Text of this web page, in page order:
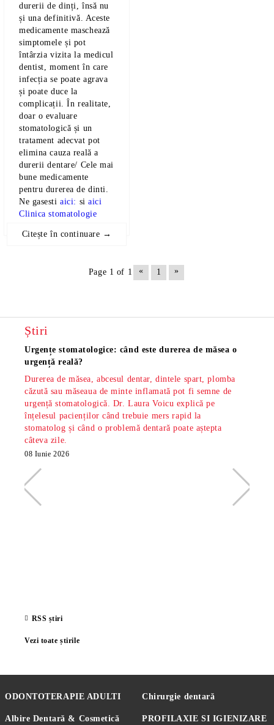
durerii de dinți, însă nu
și una definitivă. Aceste
medicamente maschează
simptomele și pot
întârzia vizita la medicul
dentist, moment în care
infecția se poate agrava
și poate duce la
complicații. În realitate,
doar o evaluare
stomatologică și un
tratament adecvat pot
elimina cauza reală a
durerii dentare/ Cele mai
bune medicamente
pentru durerea de dinti.
Ne gasesti aici: siaici
Clinica stomatologie
Citește în continuare →
Page 1 of 1 « 1 »
Știri
Urgențe stomatologice: când este durerea de măsea o
urgență reală?
Durerea de măsea, abcesul dentar, dintele spart, plomba
căzută sau măseaua de minte inflamată pot fi semne de
urgență stomatologică. Dr. Laura Voicu explică pe
înțelesul pacienților când trebuie mers rapid la
stomatolog și când o problemă dentară poate aștepta
câteva zile.
08 Iunie 2026
RSS știri
Vezi toate știrile
ODONTOTERAPIE ADULTI
Albire Dentară & Cosmetică
Chirurgie dentară
PROFILAXIE SI IGIENIZARE